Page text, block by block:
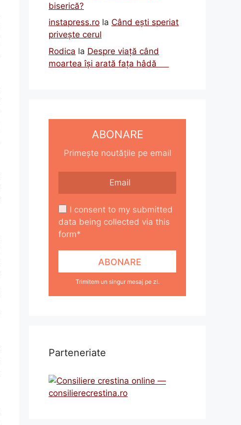
biserică?
instapress.ro la Când ești speriat
privește cerul
Rodica la Despre viață când
moartea își arată fața hâdă
ABONARE
Primește noutățile pe email
I consent to my submitted
data being collected via this
form*
Trimitem un singur mesaj pe zi.
Parteneriate